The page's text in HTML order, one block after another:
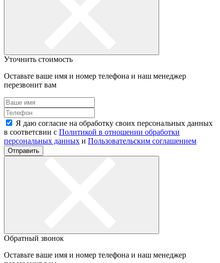
Уточнить стоимость
Оставьте ваше имя и номер телефона и наш менеджер
перезвонит вам
Я даю согласие на обработку своих персональных данных
в соответсвии с Политикой в отношении обработки
персональных данных и Пользовательским соглашением
Отправить
Обратный звонок
Оставьте ваше имя и номер телефона и наш менеджер